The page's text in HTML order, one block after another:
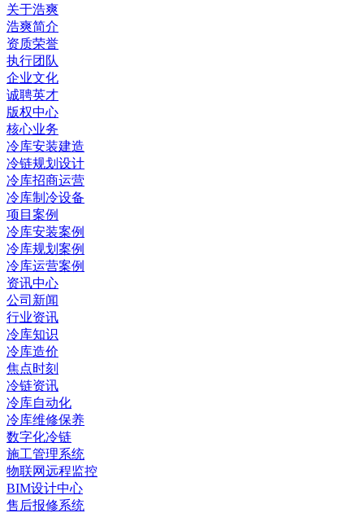
关于浩爽
浩爽简介
资质荣誉
执行团队
企业文化
诚聘英才
版权中心
核心业务
冷库安装建造
冷链规划设计
冷库招商运营
冷库制冷设备
项目案例
冷库安装案例
冷库规划案例
冷库运营案例
资讯中心
公司新闻
行业资讯
冷库知识
冷库造价
焦点时刻
冷链资讯
冷库自动化
冷库维修保养
数字化冷链
施工管理系统
物联网远程监控
BIM设计中心
售后报修系统